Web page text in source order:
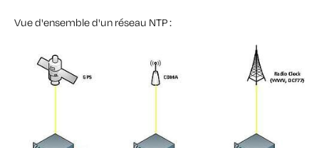
Vue d'ensemble d'un réseau NTP :